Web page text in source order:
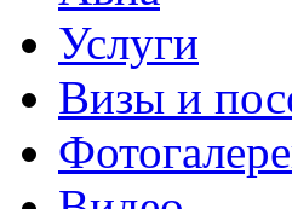
Услуги
Визы и